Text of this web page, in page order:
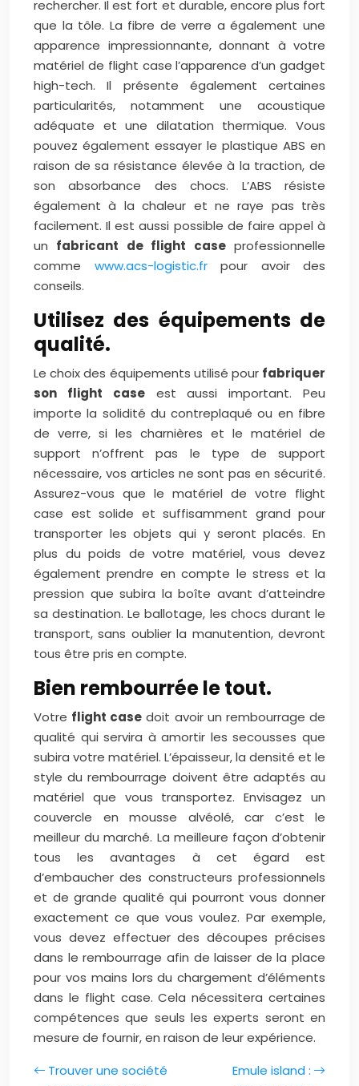
rechercher. Il est fort et durable, encore plus fort
que la tôle. La fibre de verre a également une
apparence impressionnante, donnant à votre
matériel de flight case l’apparence d’un gadget
high-tech. Il présente également certaines
particularités, notamment une acoustique
adéquate et une dilatation thermique. Vous
pouvez également essayer le plastique ABS en
raison de sa résistance élevée à la traction, de
son absorbance des chocs. L’ABS résiste
également à la chaleur et ne raye pas très
facilement. Il est aussi possible de faire appel à
un fabricant de flight caseprofessionnelle
comme www.acs-logistic.frpour avoir des
conseils.
Utilisez des équipements de
qualité.
Le choix des équipements utilisé pour fabriquer
son flight caseest aussi important. Peu
importe la solidité du contreplaqué ou en fibre
de verre, si les charnières et le matériel de
support n’offrent pas le type de support
nécessaire, vos articles ne sont pas en sécurité.
Assurez-vous que le matériel de votre flight
case est solide et suffisamment grand pour
transporter les objets qui y seront placés. En
plus du poids de votre matériel, vous devez
également prendre en compte le stress et la
pression que subira la boîte avant d’atteindre
sa destination. Le ballotage, les chocs durant le
transport, sans oublier la manutention, devront
tous être pris en compte.
Bien rembourrée le tout.
Votre flight case doit avoir un rembourrage de
qualité qui servira à amortir les secousses que
subira votre matériel. L’épaisseur, la densité et le
style du rembourrage doivent être adaptés au
matériel que vous transportez. Envisagez un
couvercle en mousse alvéolé, car c’est le
meilleur du marché. La meilleure façon d’obtenir
tous les avantages à cet égard est
d’embaucher des constructeurs professionnels
et de grande qualité qui pourront vous donner
exactement ce que vous voulez. Par exemple,
vous devez effectuer des découpes précises
dans le rembourrage afin de laisser de la place
pour vos mains lors du chargement d’éléments
dans le flight case. Cela nécessitera certaines
compétences que seuls les experts seront en
mesure de fournir, en raison de leur expérience.
Trouver une société
Emule island :